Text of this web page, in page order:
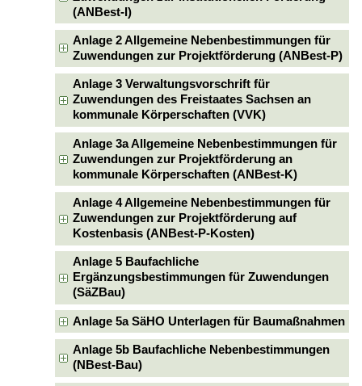
(ANBest-I)
Anlage 2 Allgemeine Nebenbestimmungen für
Zuwendungen zur Projektförderung (ANBest-P)
Anlage 3 Verwaltungsvorschrift für
Zuwendungen des Freistaates Sachsen an
kommunale Körperschaften (VVK)
Anlage 3a Allgemeine Nebenbestimmungen für
Zuwendungen zur Projektförderung an
kommunale Körperschaften (ANBest-K)
Anlage 4 Allgemeine Nebenbestimmungen für
Zuwendungen zur Projektförderung auf
Kostenbasis (ANBest-P-Kosten)
Anlage 5 Baufachliche
Ergänzungsbestimmungen für Zuwendungen
(SäZBau)
Anlage 5a SäHO Unterlagen für Baumaßnahmen
Anlage 5b Baufachliche Nebenbestimmungen
(NBest-Bau)